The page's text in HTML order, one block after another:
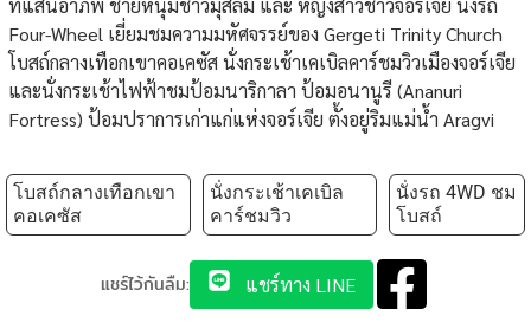
ที่แสนอาภัพ ชายหนุ่มชาวมุสลิม และ หญิงสาวชาวจอร์เจีย นั่งรถ
Four-Wheel เยี่ยมชมความมหัศจรรย์ของ Gergeti Trinity Church
โบสถ์กลางเทือกเขาคอเคซัส นั่งกระเช้าเคเบิลคาร์ชมวิวเมืองจอร์เจีย
และนั่งกระเช้าไฟฟ้าชมป้อมนาริกาลา ป้อมอนานูรี (Ananuri
Fortress) ป้อมปราการเก่าแก่แห่งจอร์เจีย ตั้งอยู่ริมแม่น้ำ Aragvi
โบสถ์กลางเทือกเขา
คอเคซัส
นั่งกระเช้าเคเบิล
คาร์ชมวิว
นั่งรถ 4WD ชม
โบสถ์
แชร์ไว้กันลืม: แชร์ทาง LINE